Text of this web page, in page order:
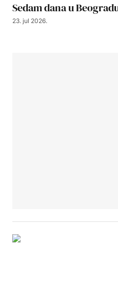
Sedam dana u
23. jul 2026.